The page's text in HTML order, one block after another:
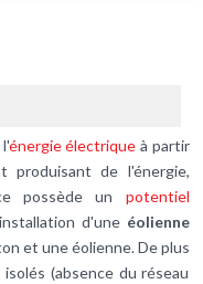
énergie électrique à partir
produisant de l'énergie,
possède un potentiel
d'une éolienne
et une éolienne. De plus
(absence du réseau